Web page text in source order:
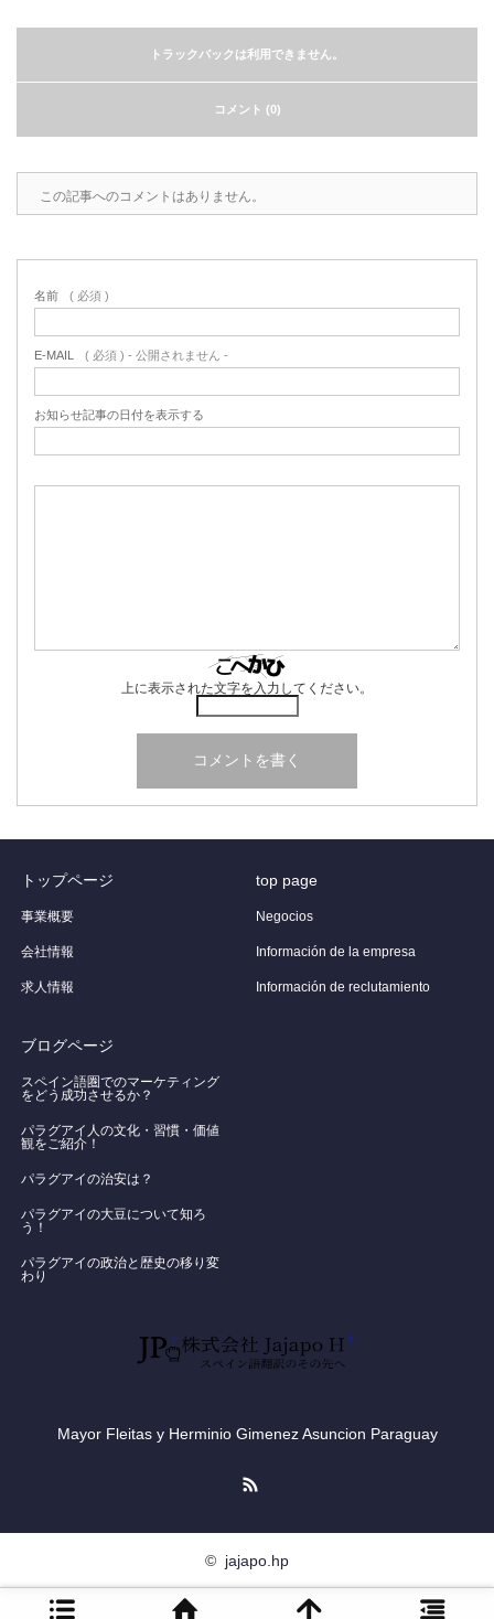
トラックバックは利用できません。
コメント (0)
この記事へのコメントはありません。
名前 ( 必須 )
E-MAIL ( 必須 ) - 公開されません -
お知らせ記事の日付を表示する
上に表示された文字を入力してください。
トップページ
事業概要
会社情報
求人情報
top page
Negocios
Información de la empresa
Información de reclutamiento
ブログページ
スペイン語圏でのマーケティング
をどう成功させるか？
パラグアイ人の文化・習慣・価値
観をご紹介！
​パラグアイの治安は？
パラグアイの大豆について知ろ
う！
​パラグアイの政治と歴史の移り変
わり
Mayor Fleitas y Herminio Gimenez Asuncion Paraguay
© jajapo.hp